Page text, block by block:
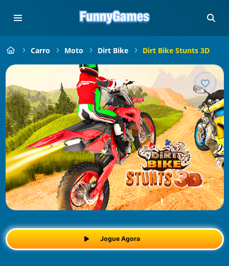
Carro Moto Dirt Bike Dirt Bike Stunts 3D
Jogue Agora